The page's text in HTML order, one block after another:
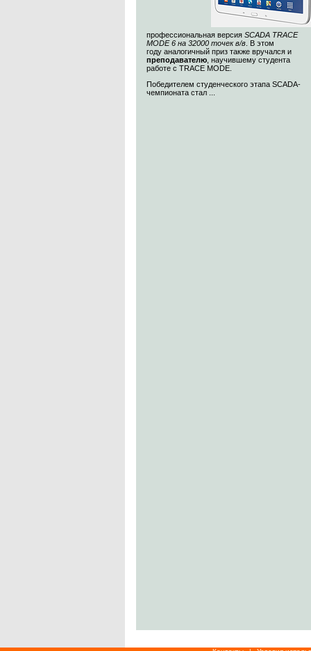
профессиональная версия SCADA TRACE
MODE 6 на 32000 точек в/в . В этом
году аналогичный приз также вручался и
преподавателю , научившему студента
работе с TRACE MODE.
Победителем студенческого этапа SCADA-
чемпионата стал ...